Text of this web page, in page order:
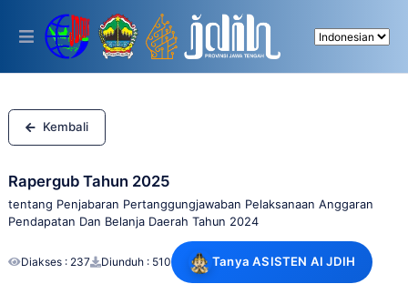
This
includes
accessibility
system.
Kembali
Rapergub Tahun 2025
tentang Penjabaran Pertanggungjawaban Pelaksanaan Anggaran
Pendapatan Dan Belanja Daerah Tahun 2024
Diakses : 237 Diunduh : 510 Tanya ASISTEN AI JDIH